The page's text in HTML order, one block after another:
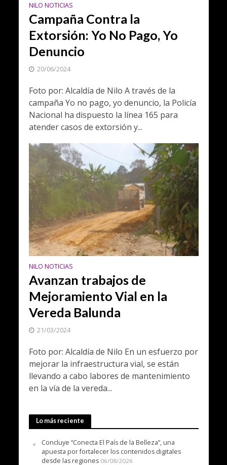
NILO NOTICIAS
Campaña Contra la
Extorsión: Yo No Pago, Yo
Denuncio
20/06/2024
Foto por: Alcaldía de Nilo A través de la
campaña Yo no pago, yo denuncio, la Policía
Nacional ha dispuesto la línea 165 para
atender casos de extorsión y...
NILO NOTICIAS
Avanzan trabajos de
Mejoramiento Vial en la
Vereda Balunda
21/03/2024
Foto por: Alcaldía de Nilo En un esfuerzo por
mejorar la infraestructura vial, se están
llevando a cabo labores de mantenimiento
en la vía de la vereda...
Lo más reciente
Concluye “Conecta El País de la Belleza”, una
apuesta por fortalecer los contenidos digitales
desde las regiones 06/08/2026